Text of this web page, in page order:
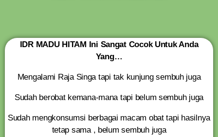
IDR MADU HITAM Ini Sangat Cocok Untuk Anda
Yang…
Mengalami Raja Singa tapi tak kunjung sembuh juga
Sudah berobat kemana-mana tapi belum sembuh juga
Sudah mengkonsumsi berbagai macam obat tapi hasilnya
tetap sama , belum sembuh juga